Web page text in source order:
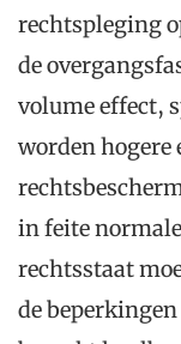
rechtspleging
de
volume effect,
worden hogere
in feite
rechtsstaat
de